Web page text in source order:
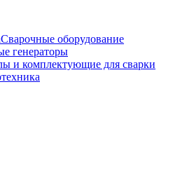
Сварочные оборудование
генераторы
и комплектующие для сварки